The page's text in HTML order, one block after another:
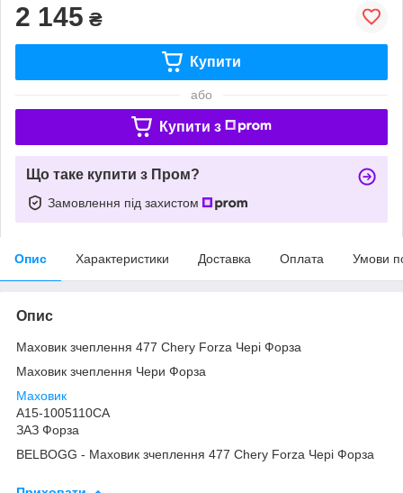
2 145 ₴
Купити
або
Купити з
Що таке купити з Пром?
Замовлення під захистом
Опис Характеристики Доставка Оплата Умови
Опис
Маховик зчеплення 477 Chery Forza Чері Форза
Маховик зчеплення Чери Форза
Маховик
A15-1005110CA
ЗАЗ Форза
BELBOGG - Маховик зчеплення 477 Chery Forza Чері Форза